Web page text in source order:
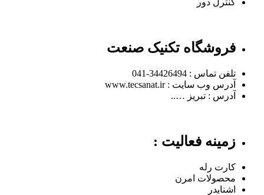
کنترل دور
فروشگاه تکنیک صنعت
تلفن تماس : 34426494-041
آدرس وب سایت : www.tecsanat.ir
آدرس : تبریز …..
زمینه فعالیت :
کارت رله
محصولات امرن
اشنایدر